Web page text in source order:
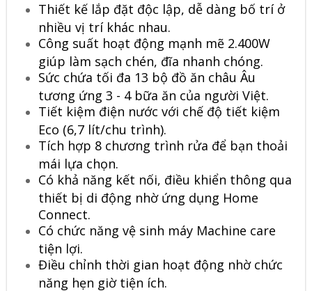
Thiết kế lắp đặt độc lập, dễ dàng bố trí ở
nhiều vị trí khác nhau.
Công suất hoạt động mạnh mẽ 2.400W
giúp làm sạch chén, đĩa nhanh chóng.
Sức chứa tối đa 13 bộ đồ ăn châu Âu
tương ứng 3 - 4 bữa ăn của người Việt.
Tiết kiệm điện nước với chế độ tiết kiệm
Eco (6,7 lít/chu trình).
Tích hợp 8 chương trình rửa để bạn thoải
mái lựa chọn.
Có khả năng kết nối, điều khiển thông qua
thiết bị di động nhờ ứng dụng Home
Connect.
Có chức năng vệ sinh máy Machine care
tiện lợi.
Điều chỉnh thời gian hoạt động nhờ chức
năng hẹn giờ tiện ích.